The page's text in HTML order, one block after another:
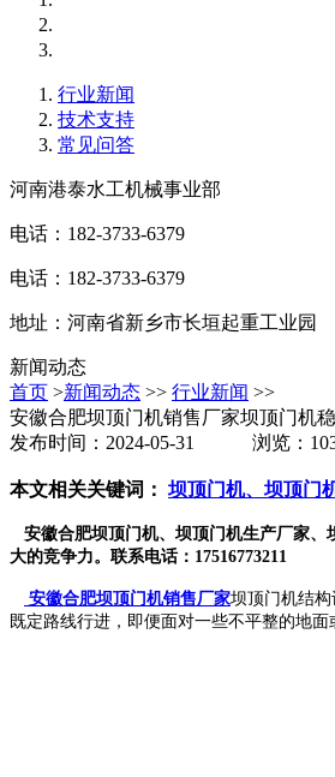
行业新闻
技术支持
常见问答
河南港泰水工机械事业部
电话：182-3733-6379
电话：182-3733-6379
地址：河南省新乡市长垣起重工业园
新闻动态
首页 >新闻动态 >> 行业新闻 >>
安徽合肥坝顶门机销售厂家坝顶门机
发布时间：2024-05-31 浏览：
本文相关关键词： 坝顶门机、坝顶门
安徽合肥坝顶门机、坝顶门机生产厂家
大的竞争力。联系电话：17516773211
安徽合肥坝顶门机销售厂家坝顶门机结
既定路线行进，即便面对一些不平整的地